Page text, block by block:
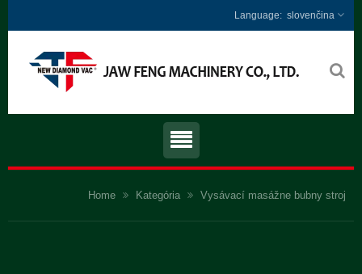
slovenčina
Home Kategória Vysávací masážne bubny stroj